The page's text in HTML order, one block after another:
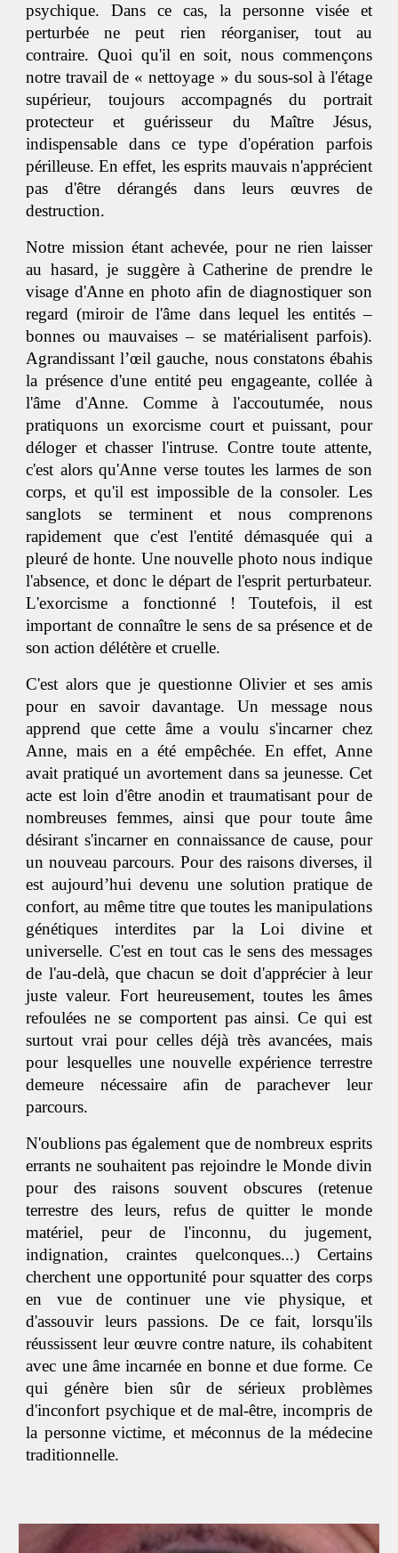
psychique. Dans ce cas, la personne visée et
perturbée ne peut rien réorganiser, tout au
contraire. Quoi qu'il en soit, nous commençons
notre travail de « nettoyage » du sous-sol à l'étage
supérieur, toujours accompagnés du portrait
protecteur et guérisseur du Maître Jésus,
indispensable dans ce type d'opération parfois
périlleuse. En effet, les esprits mauvais n'apprécient
pas d'être dérangés dans leurs œuvres de
destruction.
Notre mission étant achevée, pour ne rien laisser
au hasard, je suggère à Catherine de prendre le
visage d'Anne en photo afin de diagnostiquer son
regard (miroir de l'âme dans lequel les entités –
bonnes ou mauvaises – se matérialisent parfois).
Agrandissant l’œil gauche, nous constatons ébahis
la présence d'une entité peu engageante, collée à
l'âme d'Anne. Comme à l'accoutumée, nous
pratiquons un exorcisme court et puissant, pour
déloger et chasser l'intruse. Contre toute attente,
c'est alors qu'Anne verse toutes les larmes de son
corps, et qu'il est impossible de la consoler. Les
sanglots se terminent et nous comprenons
rapidement que c'est l'entité démasquée qui a
pleuré de honte. Une nouvelle photo nous indique
l'absence, et donc le départ de l'esprit perturbateur.
L'exorcisme a fonctionné ! Toutefois, il est
important de connaître le sens de sa présence et de
son action délétère et cruelle.
C'est alors que je questionne Olivier et ses amis
pour en savoir davantage. Un message nous
apprend que cette âme a voulu s'incarner chez
Anne, mais en a été empêchée. En effet, Anne
avait pratiqué un avortement dans sa jeunesse. Cet
acte est loin d'être anodin et traumatisant pour de
nombreuses femmes, ainsi que pour toute âme
désirant s'incarner en connaissance de cause, pour
un nouveau parcours. Pour des raisons diverses, il
est aujourd’hui devenu une solution pratique de
confort, au même titre que toutes les manipulations
génétiques interdites par la Loi divine et
universelle. C'est en tout cas le sens des messages
de l'au-delà, que chacun se doit d'apprécier à leur
juste valeur. Fort heureusement, toutes les âmes
refoulées ne se comportent pas ainsi. Ce qui est
surtout vrai pour celles déjà très avancées, mais
pour lesquelles une nouvelle expérience terrestre
demeure nécessaire afin de parachever leur
parcours.
N'oublions pas également que de nombreux esprits
errants ne souhaitent pas rejoindre le Monde divin
pour des raisons souvent obscures (retenue
terrestre des leurs, refus de quitter le monde
matériel, peur de l'inconnu, du jugement,
indignation, craintes quelconques...) Certains
cherchent une opportunité pour squatter des corps
en vue de continuer une vie physique, et
d'assouvir leurs passions. De ce fait, lorsqu'ils
réussissent leur œuvre contre nature, ils cohabitent
avec une âme incarnée en bonne et due forme. Ce
qui génère bien sûr de sérieux problèmes
d'inconfort psychique et de mal-être, incompris de
la personne victime, et méconnus de la médecine
traditionnelle.